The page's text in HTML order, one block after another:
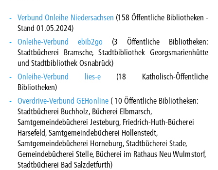
Verbund Onleihe Niedersachsen (158 Öffentliche Bibliotheken -
Stand 01.05.2024)
Onleihe-Verbund ebib2go (3 Öffentliche Bibliotheken:
Stadtbücherei Bramsche, Stadtbibliothek Georgsmarienhütte
und Stadtbibliothek Osnabrück)
Onleihe-Verbund lies-e(18 Katholisch-Öffentliche
Bibliotheken)
Overdrive-Verbund GEHonline( 10 Öffentliche Bibliotheken:
Stadtbücherei Buchholz, Bücherei Elbmarsch,
Samtgemeindebücherei Jesteburg, Friedrich-Huth-Bücherei
Harsefeld, Samtgemeindebücherei Hollenstedt,
Samtgemeindebücherei Horneburg, Stadtbücherei Stade,
Gemeindebücherei Stelle, Bücherei im Rathaus Neu Wulmstorf,
Stadtbücherei Bad Salzdetfurth)